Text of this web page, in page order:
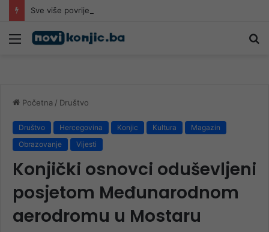
Meni
Početna / Društvo
Društvo Hercegovina Konjic Kultura
Magazin
Obrazovanje
Vijesti
Konjički osnovci oduševljeni
posjetom Međunarodnom
aerodromu u Mostaru